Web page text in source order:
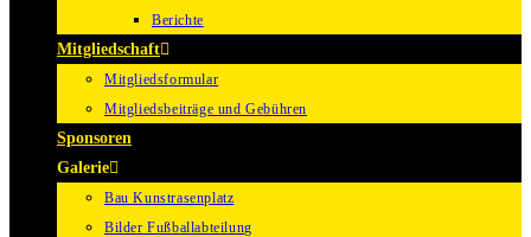
Berichte
Mitgliedschaft
Mitgliedsformular
Mitgliedsbeiträge und Gebühren
Sponsoren
Galerie
Bau Kunstrasenplatz
Bilder Fußballabteilung